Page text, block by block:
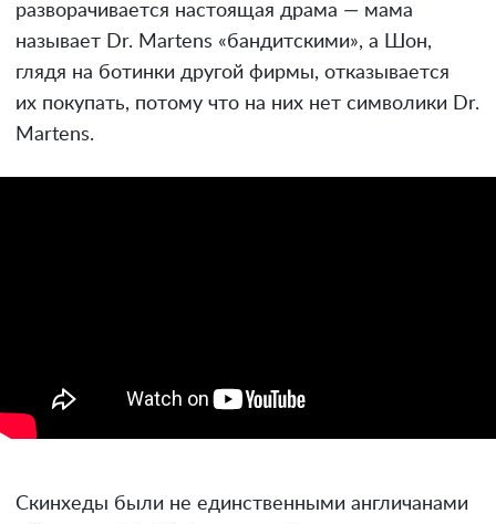
разворачивается настоящая драма — мама
называет Dr. Martens «бандитскими», а Шон,
глядя на ботинки другой фирмы, отказывается
их покупать, потому что на них нет символики Dr.
Martens.
Скинхеды были не единственными англичанами